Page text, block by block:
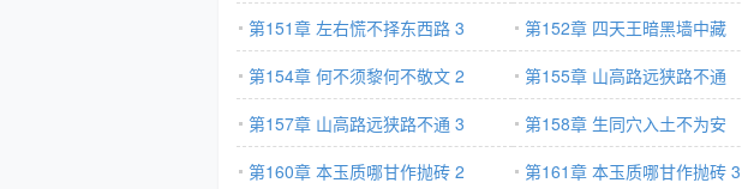
第151章 左右慌不择东西路 3
第152章 四天王暗黑墙中藏
第154章 何不须黎何不敬文 2
第155章 山高路远狭路不通
第157章 山高路远狭路不通 3
第158章 生同穴入土不为安
第160章 本玉质哪甘作抛砖 2
第161章 本玉质哪甘作抛砖 3